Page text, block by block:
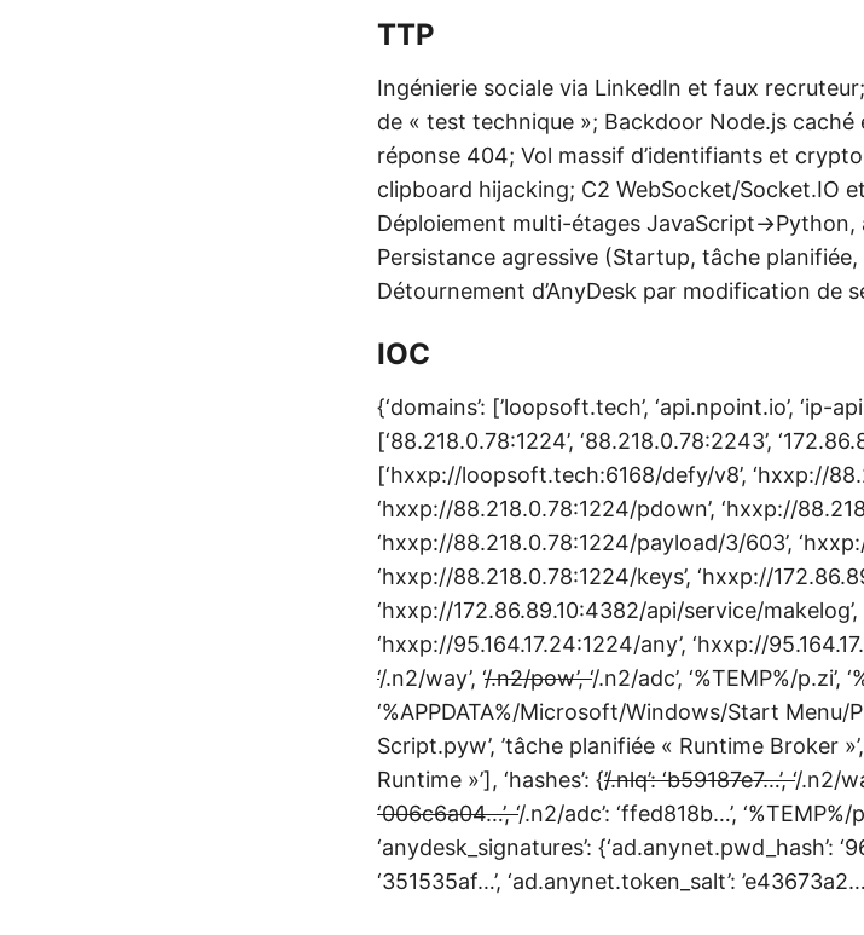
TTP
Ingénierie sociale via LinkedIn et faux
de « test technique »; Backdoor Node.js
réponse 404; Vol massif d’identifiants et
clipboard hijacking; C2 WebSocket/Socket.IO
Déploiement multi-étages JavaScript→Python,
Persistance agressive (Startup, tâche
Détournement d’AnyDesk par modification de
IOC
{‘domains’: [’loopsoft.tech’, ‘api.npoint.io’, ‘ip-
[‘88.218.0.78:1224’, ‘88.218.0.78:2243’,
[‘hxxp://loopsoft.tech:6168/defy/v8’, ‘hxxp://
‘hxxp://88.218.0.78:1224/pdown’, ‘hxxp://
‘hxxp://88.218.0.78:1224/payload/3/603’,
‘hxxp://88.218.0.78:1224/keys’, ‘hxxp://
‘hxxp://172.86.89.10:4382/api/service/
‘hxxp://95.164.17.24:1224/any’, ‘hxxp://
‘/.n2/way’, ‘/.n2/pow’, ‘/.n2/adc’, ‘%TEMP%/p.zi’,
‘%APPDATA%/Microsoft/Windows/Start
Script.pyw’, ’tâche planifiée « Runtime Broker
Runtime »’], ‘hashes’: {’/.nlq’: ‘b59187e7…’, ‘/.n2/
‘006c6a04…’, ‘/.n2/adc’: ‘ffed818b…’, ‘%TEMP%/
‘anydesk_signatures’: {‘ad.anynet.pwd_hash’:
‘351535af…’, ‘ad.anynet.token_salt’: